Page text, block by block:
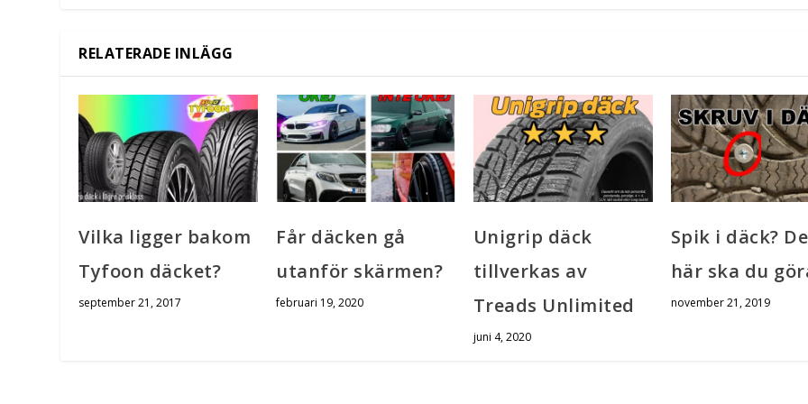
RELATERADE INLÄGG
Vilka ligger bakom
Tyfoon däcket?
september 21, 2017
Får däcken gå
utanför skärmen?
februari 19, 2020
Unigrip däck
tillverkas av
Treads Unlimited
juni 4, 2020
Spik i däck?
här ska du
november 21, 2019